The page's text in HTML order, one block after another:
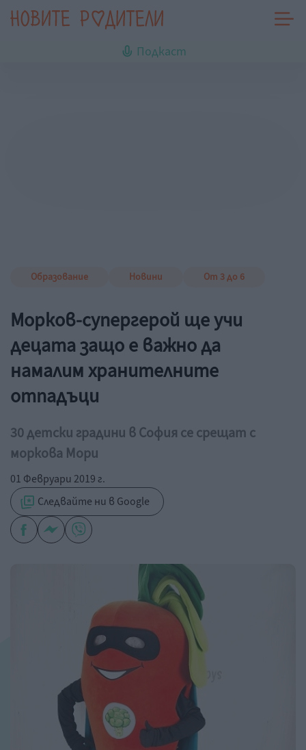
Подкаст
Образование Новини От 3 до 6
Морков-супергерой ще учи
децата защо е важно да
намалим хранителните
отпадъци
30 детски градини в София се срещат с
моркова Мори
01 Февруари 2019 г.
Следвайте ни в Google